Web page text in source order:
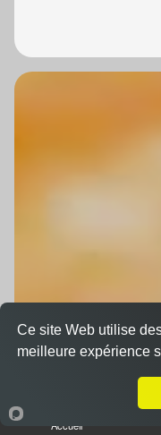
Accueil
Ce site Web utilise
meilleure expérience